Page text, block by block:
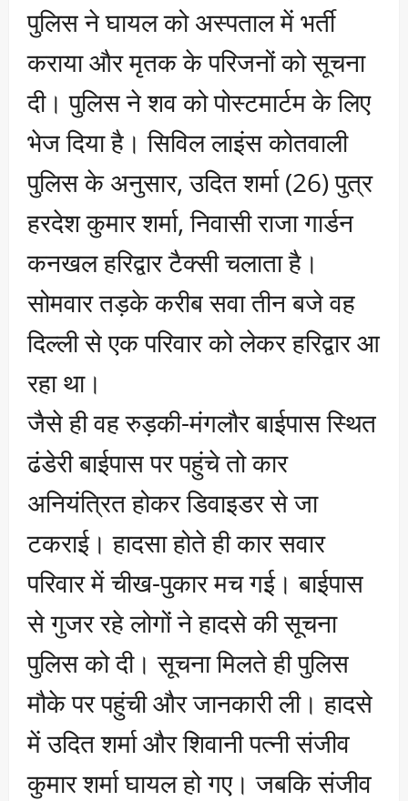
पुलिस ने घायल को अस्पताल में भर्ती
कराया और मृतक के परिजनों को सूचना
दी। पुलिस ने शव को पोस्टमार्टम के लिए
भेज दिया है। सिविल लाइंस कोतवाली
पुलिस के अनुसार, उदित शर्मा (26) पुत्र
हरदेश कुमार शर्मा, निवासी राजा गार्डन
कनखल हरिद्वार टैक्सी चलाता है।
सोमवार तड़के करीब सवा तीन बजे वह
दिल्ली से एक परिवार को लेकर हरिद्वार आ
रहा था।
जैसे ही वह रुड़की-मंगलौर बाईपास स्थित
ढंडेरी बाईपास पर पहुंचे तो कार
अनियंत्रित होकर डिवाइडर से जा
टकराई। हादसा होते ही कार सवार
परिवार में चीख-पुकार मच गई। बाईपास
से गुजर रहे लोगों ने हादसे की सूचना
पुलिस को दी। सूचना मिलते ही पुलिस
मौके पर पहुंची और जानकारी ली। हादसे
में उदित शर्मा और शिवानी पत्नी संजीव
कुमार शर्मा घायल हो गए। जबकि संजीव